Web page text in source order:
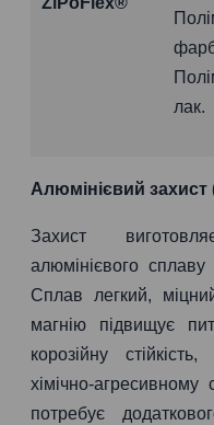
лак.
Алюмінієвий
Захист
алюмінієвого
Сплав легкий,
магнію підвищує
корозійну
хімічно-
потребує